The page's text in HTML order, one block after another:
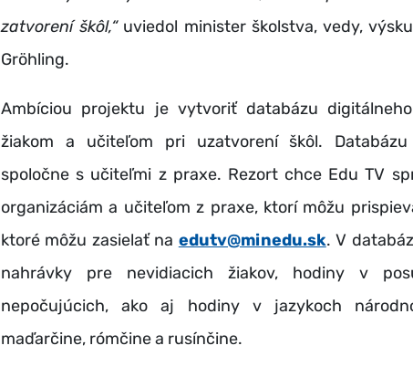
zatvorení škôl,“uviedol minister školstva, vedy,
Gröhling.
Ambíciou projektu je vytvoriť databázu
žiakom a učiteľom pri uzatvorení škôl.
spoločne s učiteľmi z praxe. Rezort chce Edu TV
organizáciám a učiteľom z praxe, ktorí môžu
ktoré môžu zasielať na edutv@minedu.sk. V
nahrávky pre nevidiacich žiakov, hodiny v
nepočujúcich, ako aj hodiny v jazykoch
maďarčine, rómčine a rusínčine.